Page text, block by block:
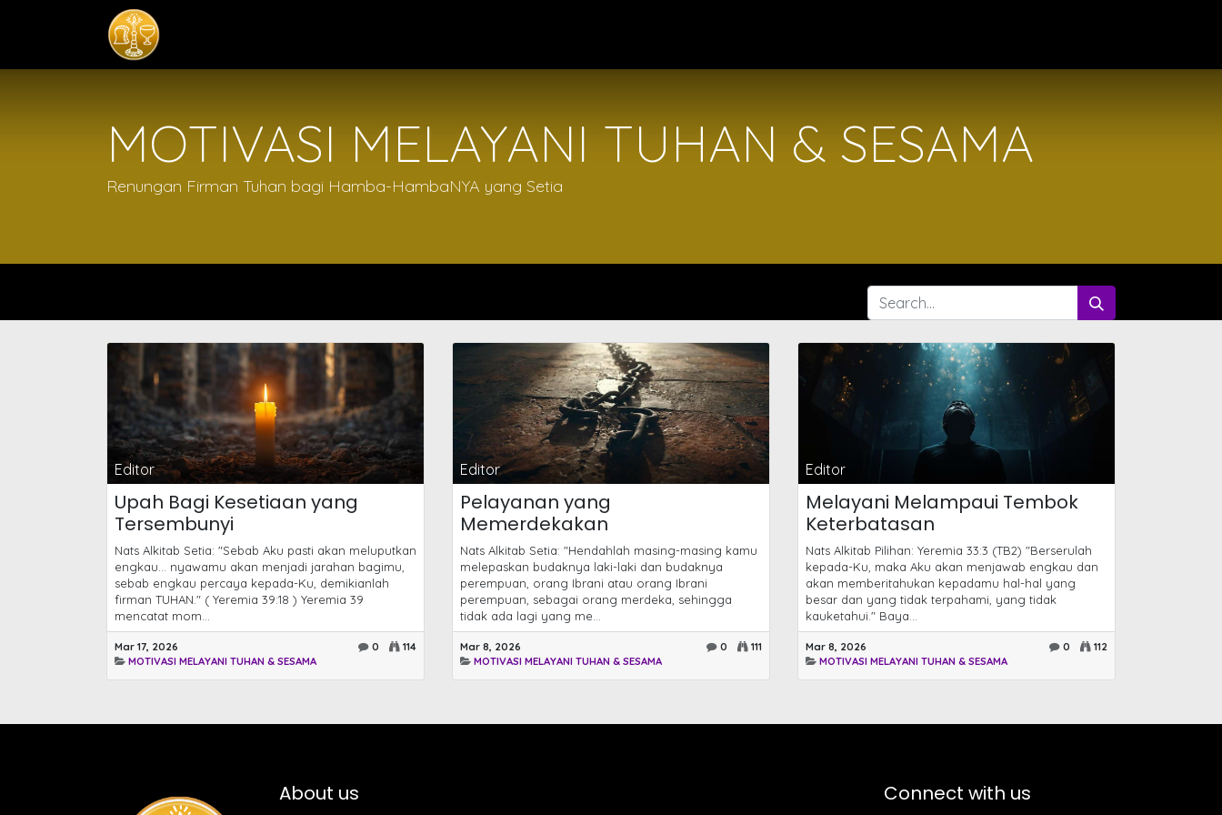
MOTIVASI MELAYANI TUHAN & SESAMA
Renungan Firman Tuhan bagi Hamba-HambaNYA yang Setia
Editor
Upah Bagi Kesetiaan yang
Tersembunyi
Nats Alkitab Setia: "Sebab Aku pasti akan meluputkan
engkau... nyawamu akan menjadi jarahan bagimu,
sebab engkau percaya kepada-Ku, demikianlah
firman TUHAN." ( Yeremia 39:18 ) Yeremia 39
mencatat mom...
Mar 17, 2026 0
114
MOTIVASI MELAYANI TUHAN & SESAMA
Editor
Pelayanan yang
Memerdekakan
Nats Alkitab Setia: "Hendahlah masing-masing kamu
melepaskan budaknya laki-laki dan budaknya
perempuan, orang Ibrani atau orang Ibrani
perempuan, sebagai orang merdeka, sehingga
tidak ada lagi yang me...
Mar 8, 2026 0
111
MOTIVASI MELAYANI TUHAN & SESAMA
Editor
Melayani Melampaui Tembok
Keterbatasan
Nats Alkitab Pilihan: Yeremia 33:3 (TB2) "Berserulah
kepada-Ku, maka Aku akan menjawab engkau dan
akan memberitahukan kepadamu hal-hal yang
besar dan yang tidak terpahami, yang tidak
kauketahui." Baya...
Mar 8, 2026 0
112
MOTIVASI MELAYANI TUHAN & SESAMA
About us Connect with us